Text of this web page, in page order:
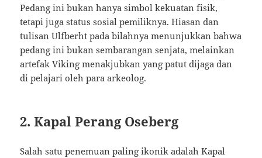
Pedang ini bukan hanya simbol kekuatan fisik,
tetapi juga status sosial pemiliknya. Hiasan dan
tulisan Ulfberht pada bilahnya menunjukkan bahwa
pedang ini bukan sembarangan senjata, melainkan
artefak Viking menakjubkan yang patut dijaga dan
di pelajari oleh para arkeolog.
2. Kapal Perang Oseberg
Salah satu penemuan paling ikonik adalah Kapal